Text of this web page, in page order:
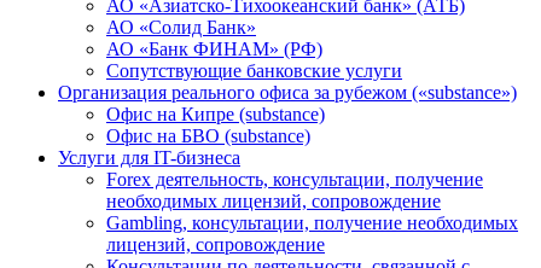
АО «Азиатско-Тихоокеанский банк» (АТБ)
АО «Солид Банк»
АО «Банк ФИНАМ» (РФ)
Сопутствующие банковские услуги
Организация реального офиса за рубежом («substance»)
Офис на Кипре (substance)
Офис на БВО (substance)
Услуги для IT-бизнеса
Forex деятельность, консультации, получение
необходимых лицензий, сопровождение
Gambling, консультации, получение необходимых
лицензий, сопровождение